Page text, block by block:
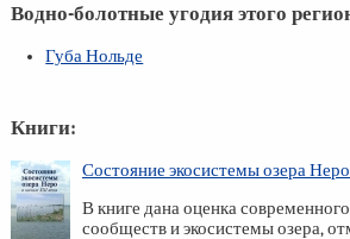
Водно-болотные угодия этого
Губа Нольде
Книги:
Состояние экосистемы озера Неро
В книге дана оценка
сообществ и экосистемы озера,